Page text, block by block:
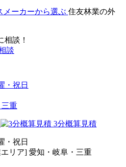
メーカーから選ぶ 住友林業の外
談
・祝日
重
3分概算見積
・祝日
リア] 愛知・岐阜・三重